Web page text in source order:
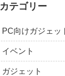
カテゴリー
PC向けガジェッ
イベント
ガジェット